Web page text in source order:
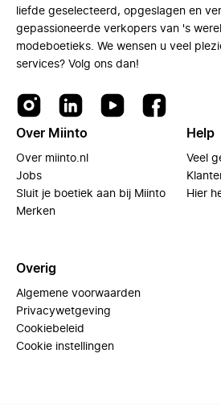
liefde geselecteerd, opgeslagen en
gepassioneerde verkopers van 's
modeboetieks. We wensen u veel
services? Volg ons dan!
Over Miinto
Over miinto.nl
Jobs
Sluit je boetiek aan bij Miinto
Merken
Help
Veel
Hier
Overig
Algemene voorwaarden
Privacywetgeving
Cookiebeleid
Cookie instellingen